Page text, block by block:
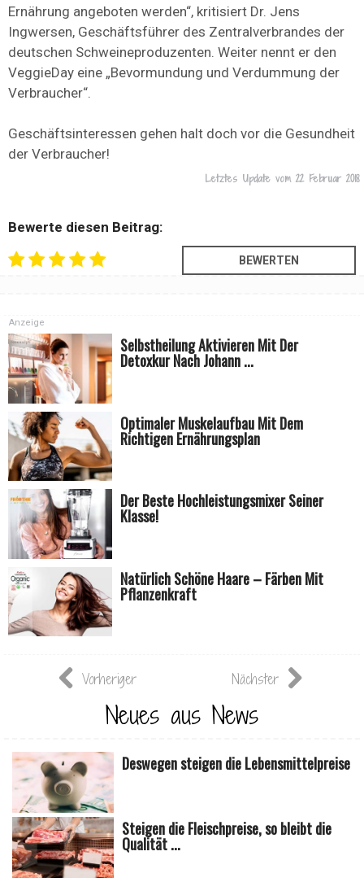
Ernährung angeboten werden“, kritisiert Dr. Jens
Ingwersen, Geschäftsführer des Zentralverbrandes der
deutschen Schweineproduzenten. Weiter nennt er den
VeggieDay eine „Bevormundung und Verdummung der
Verbraucher“.
Geschäftsinteressen gehen halt doch vor die Gesundheit
der Verbraucher!
Letztes Update vom 22 Februar 2018
Bewerte diesen Beitrag:
Selbstheilung Aktivieren Mit Der
Detoxkur Nach Johann ...
Optimaler Muskelaufbau Mit Dem
Richtigen Ernährungsplan
Der Beste Hochleistungsmixer Seiner
Klasse!
Natürlich Schöne Haare – Färben Mit
Pflanzenkraft
Anzeige
Vorheriger Nächster
Neues aus News
Deswegen steigen die Lebensmittelpreise
Steigen die Fleischpreise, so bleibt die
Qualität ...